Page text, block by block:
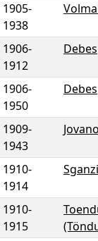
1905-
1938
1906-
1912
Debes
1906-
1950
Debes
1909-
1943
1910-
1914
1910-
1915